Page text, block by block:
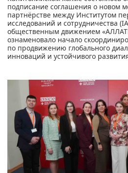
подписание соглашения о новом
партнёрстве между Институтом
исследований и сотрудничества
общественным движением
ознаменовало начало
по продвижению глобального
инноваций и устойчивого